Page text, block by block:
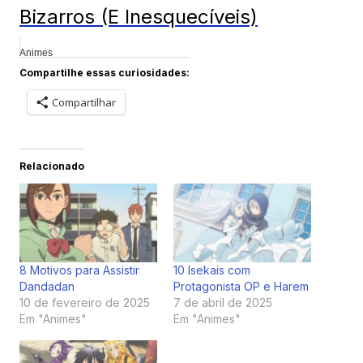
Bizarros (E Inesquecíveis)
Animes
Compartilhe essas curiosidades:
Compartilhar
Relacionado
8 Motivos para Assistir
Dandadan
10 de fevereiro de 2025
Em "Animes"
10 Isekais com
Protagonista OP e Harem
7 de abril de 2025
Em "Animes"